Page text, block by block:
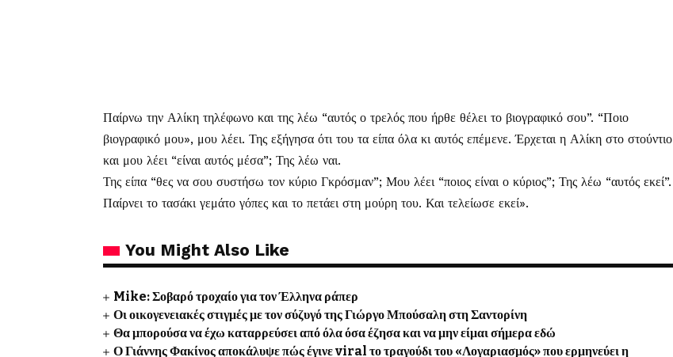
Παίρνω την Αλίκη τηλέφωνο και της λέω “αυτός ο τρελός που ήρθε θέλει το βιογραφικό σου”. “Ποιο
βιογραφικό μου», μου λέει. Της εξήγησα ότι του τα είπα όλα κι αυτός επέμενε. Έρχεται η Αλίκη στο στούντιο
και μου λέει “είναι αυτός μέσα”; Της λέω ναι.
Της είπα “θες να σου συστήσω τον κύριο Γκρόσμαν”; Μου λέει “ποιος είναι ο κύριος”; Της λέω “αυτός εκεί”.
Παίρνει το τασάκι γεμάτο γόπες και το πετάει στη μούρη του. Και τελείωσε εκεί».
You Might Also Like
Mike: Σοβαρό τροχαίο για τον Έλληνα ράπερ
Οι οικογενειακές στιγμές με τον σύζυγό της Γιώργο Μπούσαλη στη Σαντορίνη
Θα μπορούσα να έχω καταρρεύσει από όλα όσα έζησα και να μην είμαι σήμερα εδώ
Ο Γιάννης Φακίνος αποκάλυψε πώς έγινε viral το τραγούδι του «Λογαριασμός» που ερμηνεύει η